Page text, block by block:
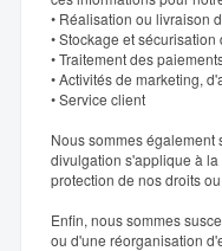
• Réalisation ou livraison
• Stockage et
• Traitement des
• Activités de marketing,
• Service client
Nous sommes
divulgation s'applique à
protection de nos droits
Enfin, nous sommes
ou d'une réorganisation